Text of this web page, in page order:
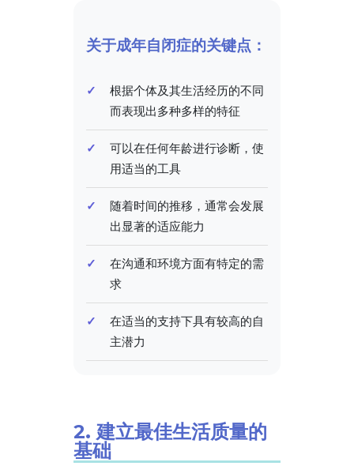
关于成年自闭症的关键点：
根据个体及其生活经历的不同
而表现出多种多样的特征
可以在任何年龄进行诊断，使
用适当的工具
随着时间的推移，通常会发展
出显著的适应能力
在沟通和环境方面有特定的需
求
在适当的支持下具有较高的自
主潜力
2. 建立最佳生活质量的
基础